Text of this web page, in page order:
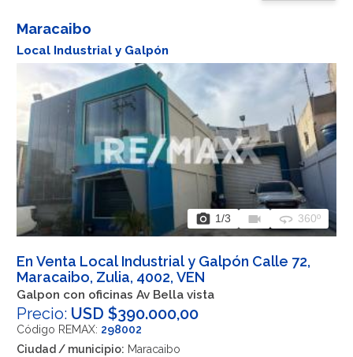
Maracaibo
Local Industrial y Galpón
photo_camera 1/3 videocam 360 360º
En Venta Local Industrial y Galpón Calle 72,
Maracaibo, Zulia, 4002, VEN
Galpon con oficinas Av Bella vista
Precio: USD $390.000,00
Código REMAX: 298002
Ciudad / municipio: Maracaibo